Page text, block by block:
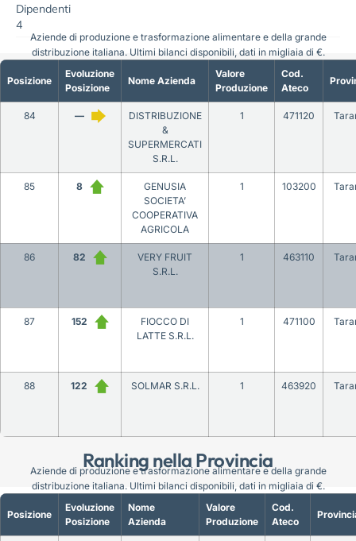
Dipendenti
4
Ranking nella Provincia
Posizione
Evoluzione
Posizione
Nome Azienda
Valore
Produzione
Cod.
Ateco
84 —
DISTRIBUZIONE
&
SUPERMERCATI
S.R.L.
1 471120
85 8
GENUSIA
SOCIETA’
COOPERATIVA
AGRICOLA
1 103200
86 82
VERY FRUIT
S.R.L.
1 463110
87 152
FIOCCO DI
LATTE S.R.L.
1 471100
88 122 SOLMAR S.R.L. 1 463920
Aziende di produzione e trasformazione alimentare e della grande
distribuzione italiana. Ultimi bilanci disponibili, dati in migliaia di €.
Posizione
Evoluzione
Posizione
Nome
Azienda
Valore
Produzione
Cod.
Ateco
Aziende di produzione e trasformazione alimentare e della grande
distribuzione italiana. Ultimi bilanci disponibili, dati in migliaia di €.